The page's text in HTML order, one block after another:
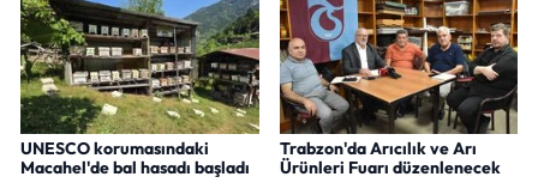
UNESCO korumasındaki
Macahel'de bal hasadı başladı
Trabzon'da Arıcılık ve Arı
Ürünleri Fuarı düzenlenecek